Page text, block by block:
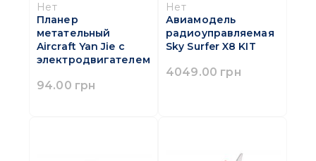
Нет
Планер
метательный
Aircraft Yan Jie с
электродвигателем
94.00 грн
Нет
Авиамодель
радиоуправляемая
Sky Surfer X8 KIT
4049.00 грн